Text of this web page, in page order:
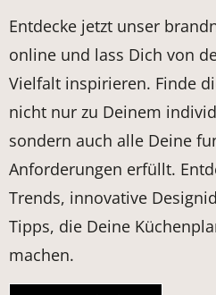
Entdecke jetzt unser
online und lass Dich von
Vielfalt inspirieren. Finde
nicht nur zu Deinem
sondern auch alle Deine
Anforderungen erfüllt.
Trends, innovative
Tipps, die Deine
machen.